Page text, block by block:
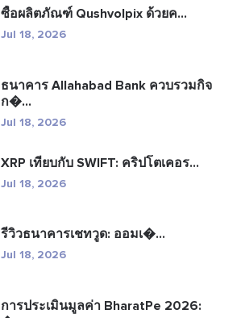
ซื้อผลิตภัณฑ์ Qushvolpix ด้วยค...
Jul 18, 2026
ธนาคาร Allahabad Bank ควบรวมกิจ
ก�...
Jul 18, 2026
XRP เทียบกับ SWIFT: คริปโตเคอร...
Jul 18, 2026
รีวิวธนาคารเชทวูด: ออมเ�...
Jul 18, 2026
การประเมินมูลค่า BharatPe 2026: